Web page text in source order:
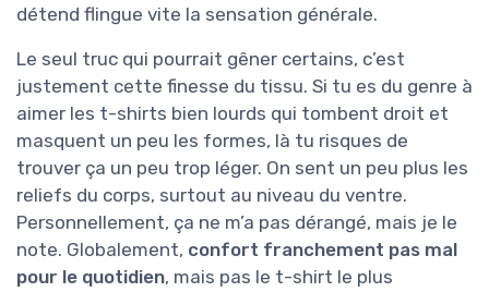
détend flingue vite la sensation générale.
Le seul truc qui pourrait gêner certains, c’est
justement cette finesse du tissu. Si tu es du genre à
aimer les t-shirts bien lourds qui tombent droit et
masquent un peu les formes, là tu risques de
trouver ça un peu trop léger. On sent un peu plus les
reliefs du corps, surtout au niveau du ventre.
Personnellement, ça ne m’a pas dérangé, mais je le
note. Globalement, confort franchement pas mal
pour le quotidien, mais pas le t-shirt le plus